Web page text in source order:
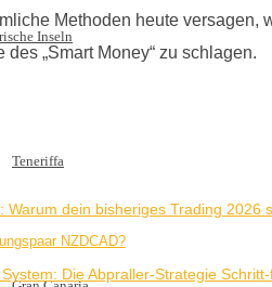
Inseln
Teneriffa
Methoden heute versagen,
„Smart Money“ zu schlagen.
Warum dein bisheriges Trading 2026
NZDCAD?
System: Die Abpraller-Strategie